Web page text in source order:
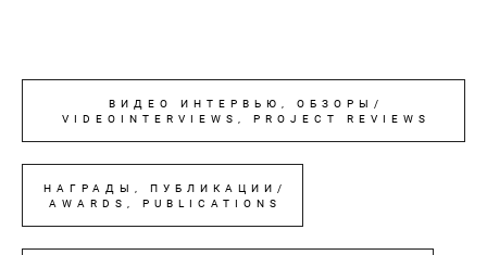
ВИДЕО ИНТЕРВЬЮ, ОБЗОРЫ/
VIDEOINTERVIEWS, PROJECT REVIEWS
НАГРАДЫ, ПУБЛИКАЦИИ/
AWARDS, PUBLICATIONS